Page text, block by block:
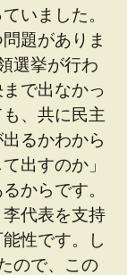
いました。
題がありま
選挙が行わ
で出なかっ
、共に民主
るかわから
出すのか」
からです。
代表を支持
性です。し
ので、この